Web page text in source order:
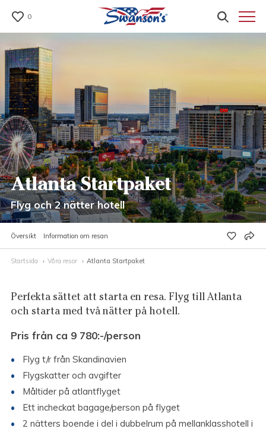
0
Atlanta Startpaket
Flyg och 2 nätter hotell
Översikt Information om resan
Startsida Våra resor Atlanta Startpaket
Perfekta sättet att starta en resa. Flyg till Atlanta
och starta med två nätter på hotell.
Pris från ca 9 780:-/person
Flyg t/r från Skandinavien
Flygskatter och avgifter
Måltider på atlantflyget
Ett incheckat bagage/person på flyget
2 nätters boende i del i dubbelrum på mellanklasshotell i